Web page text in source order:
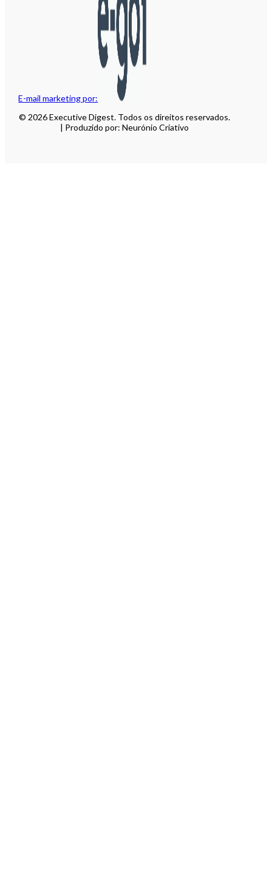
E-mail marketing por:
© 2026 Executive Digest. Todos os direitos reservados.
| Produzido por: Neurónio Criativo